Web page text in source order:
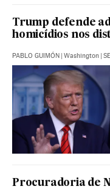
Trump defende
homicídios nos
PABLO GUIMÓN | Washington |
Procuradoria de